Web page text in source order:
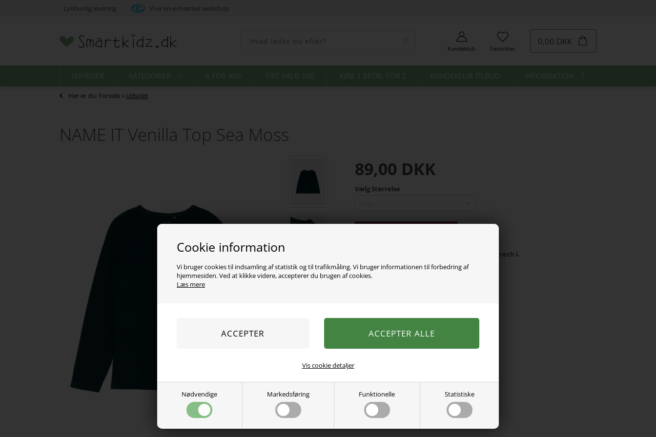
Cookie information
Vi bruger cookies til indsamling af statistik og til trafikmåling. Vi bruger informationen til forbedring af
hjemmesiden. Ved at klikke videre, accepterer du brugen af cookies.
Læs mere
Nødvendige Markedsføring Funktionelle Statistiske
Vis cookie detaljer
Lynhurtig levering Vi er en e-mærket webshop
Kundeklub Favoritter
0,00 DKK
NYHEDER KATEGORIER 6 FOR 400 FRIT VALG 100 KØB 3 BETAL FOR 2 KUNDEKLUB TILBUD INFORMATION
Her er du: Forside » Udsolgt
NAME IT Venilla Top Sea Moss
89,00 DKK
Vælg Størrelse
Super lækker blød basis bomulds bluse med strech i.
95% Cotton, 5% Elastane
Vaskes ved 40 grader.
Varenummer:13209573seamoss